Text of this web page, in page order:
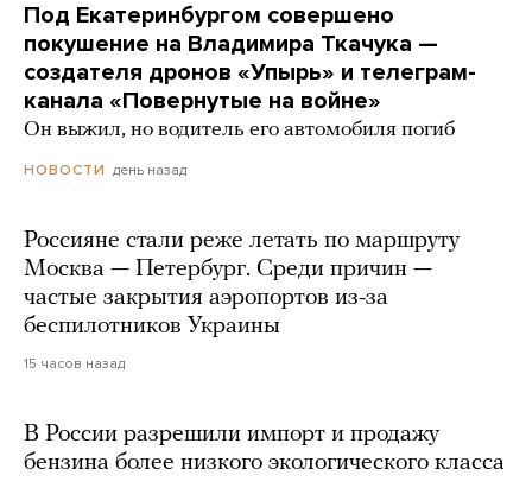
Под Екатеринбургом совершено
покушение на Владимира Ткачука —
создателя дронов «Упырь» и телеграм-
канала «Повернутые на войне»
Он выжил, но водитель его автомобиля погиб
НОВОСТИ день назад
Россияне стали реже летать по маршруту
Москва — Петербург. Среди причин —
частые закрытия аэропортов из-за
беспилотников Украины
15 часов назад
В России разрешили импорт и продажу
бензина более низкого экологического класса